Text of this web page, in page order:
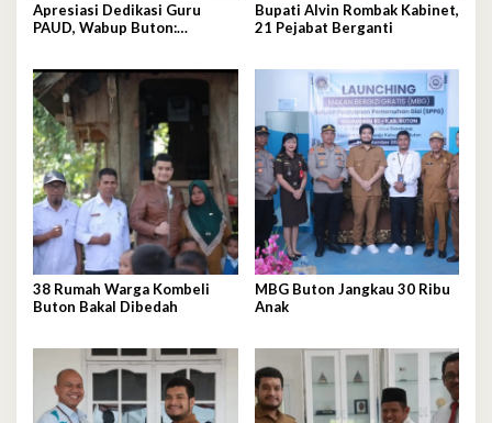
Apresiasi Dedikasi Guru
PAUD, Wabup Buton:
Bupati Alvin Rombak Kabinet,
21 Pejabat Berganti
38 Rumah Warga Kombeli
Buton Bakal Dibedah
MBG Buton Jangkau 30 Ribu
Anak